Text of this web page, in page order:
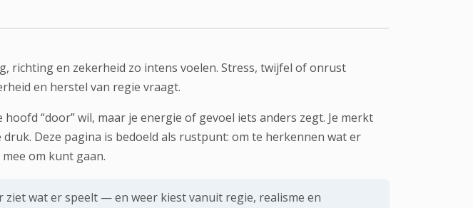
richting en zekerheid zo intens voelen. Stress, twijfel of onrust
en herstel van regie vraagt.
“door” wil, maar je energie of gevoel iets anders zegt. Je merkt
Deze pagina is bedoeld als rustpunt: om te herkennen wat er
om kunt gaan.
wat er speelt — en weer kiest vanuit regie, realisme en